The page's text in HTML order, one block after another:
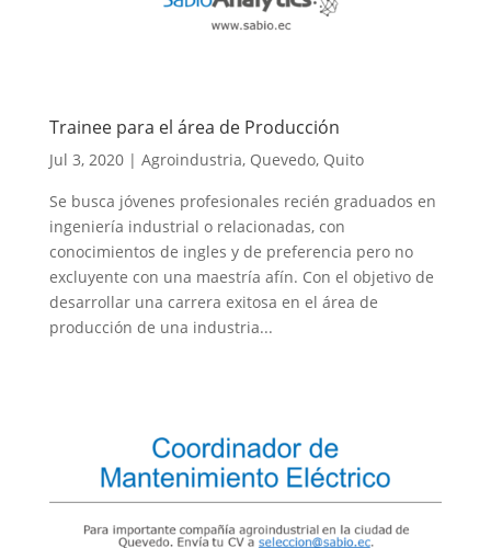
Trainee para el área de Producción
Jul 3, 2020| Agroindustria, Quevedo, Quito
Se busca jóvenes profesionales recién graduados en
ingeniería industrial o relacionadas, con
conocimientos de ingles y de preferencia pero no
excluyente con una maestría afín. Con el objetivo de
desarrollar una carrera exitosa en el área de
producción de una industria...